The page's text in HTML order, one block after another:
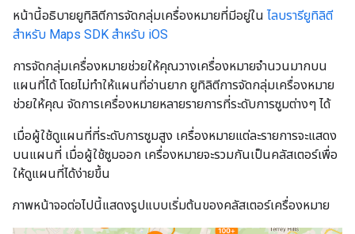
หน้านี้อธิบายยูทิลิตีการจัดกลุ่มเครื่องหมายที่มีอยู่ใน ไลบรารียูทิลิตี
สำหรับ Maps SDK สำหรับ iOS
การจัดกลุ่มเครื่องหมายช่วยให้คุณวางเครื่องหมายจำนวนมากบน
แผนที่ได้ โดยไม่ทำให้แผนที่อ่านยาก ยูทิลิตีการจัดกลุ่มเครื่องหมาย
ช่วยให้คุณ จัดการเครื่องหมายหลายรายการที่ระดับการซูมต่างๆ ได้
เมื่อผู้ใช้ดูแผนที่ที่ระดับการซูมสูง เครื่องหมายแต่ละรายการจะแสดง
บนแผนที่ เมื่อผู้ใช้ซูมออก เครื่องหมายจะรวมกันเป็นคลัสเตอร์เพื่อ
ให้ดูแผนที่ได้ง่ายขึ้น
ภาพหน้าจอต่อไปนี้แสดงรูปแบบเริ่มต้นของคลัสเตอร์เครื่องหมาย